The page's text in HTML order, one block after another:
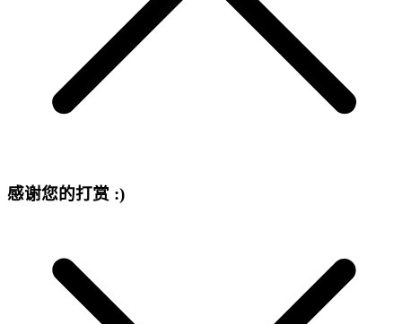
感谢您的打赏 :)